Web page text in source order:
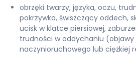
obrzęki twarzy, języka, oczu,
pokrzywka, świszczący oddech,
ucisk w klatce piersiowej,
trudności w oddychaniu (objawy
naczynioruchowego lub ciężkiej